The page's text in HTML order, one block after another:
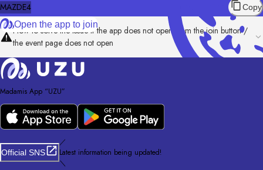
MAZDE4 Copy
Open the app to join
How to solve the issue if the app does not open from the join button /
the event page does not open
Madamis App “UZU”
Official SNS
／
Latest information being updated!
＼